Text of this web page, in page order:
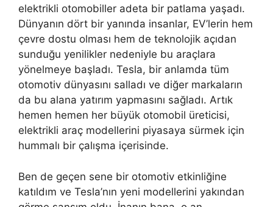
elektrikli otomobiller adeta bir patlama yaşadı.
Dünyanın dört bir yanında insanlar, EV’lerin hem
çevre dostu olması hem de teknolojik açıdan
sunduğu yenilikler nedeniyle bu araçlara
yönelmeye başladı. Tesla, bir anlamda tüm
otomotiv dünyasını salladı ve diğer markaların
da bu alana yatırım yapmasını sağladı. Artık
hemen hemen her büyük otomobil üreticisi,
elektrikli araç modellerini piyasaya sürmek için
hummalı bir çalışma içerisinde.
Ben de geçen sene bir otomotiv etkinliğine
katıldım ve Tesla’nın yeni modellerini yakından